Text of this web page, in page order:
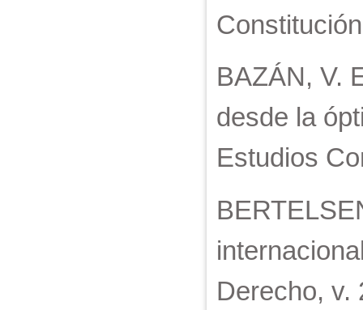
BAZÁN, V.
desde la
Estudios
Derecho, v.